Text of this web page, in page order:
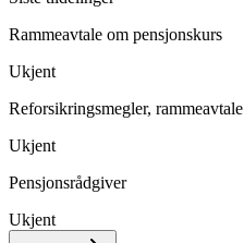
Rammeavtale om pensjonskurs
Ukjent
Reforsikringsmegler, rammeavtale
Ukjent
Pensjonsrådgiver
Ukjent